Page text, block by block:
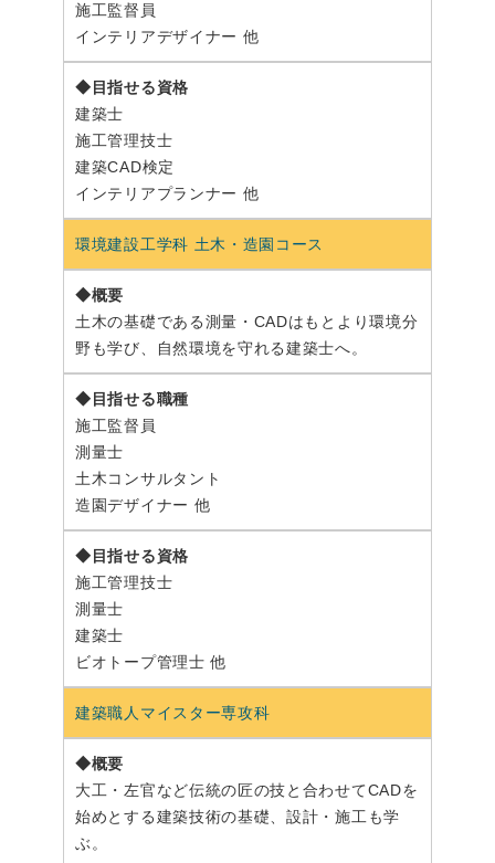
施工監督員
インテリアデザイナー 他
建築士
施工管理技士
建築CAD検定
インテリアプランナー 他
環境建設工学科 土木・造園コース
土木の基礎である測量・CADはもとより環境分
野も学び、自然環境を守れる建築士へ。
施工監督員
測量士
土木コンサルタント
造園デザイナー 他
施工管理技士
測量士
建築士
ビオトープ管理士 他
建築職人マイスター専攻科
大工・左官など伝統の匠の技と合わせてCADを
始めとする建築技術の基礎、設計・施工も学
ぶ。